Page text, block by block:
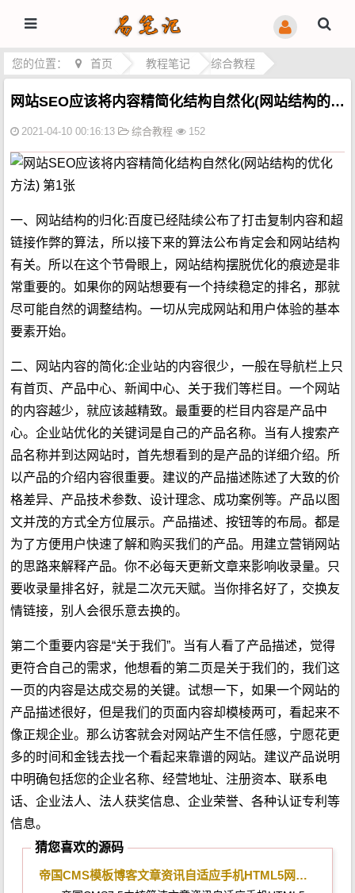
您的位置： 首页 > 教程笔记 >综合教程
网站SEO应该将内容精简化结构自然化(网站结构的优化方法)
2021-04-10 00:16:13 综合教程 152
一、网站结构的归化:百度已经陆续公布了打击复制内容和超
链接作弊的算法，所以接下来的算法公布肯定会和网站结构
有关。所以在这个节骨眼上，网站结构摆脱优化的痕迹是非
常重要的。如果你的网站想要有一个持续稳定的排名，那就
尽可能自然的调整结构。一切从完成网站和用户体验的基本
要素开始。
二、网站内容的简化:企业站的内容很少，一般在导航栏上只
有首页、产品中心、新闻中心、关于我们等栏目。一个网站
的内容越少，就应该越精致。最重要的栏目内容是产品中
心。企业站优化的关键词是自己的产品名称。当有人搜索产
品名称并到达网站时，首先想看到的是产品的详细介绍。所
以产品的介绍内容很重要。建议的产品描述陈述了大致的价
格差异、产品技术参数、设计理念、成功案例等。产品以图
文并茂的方式全方位展示。产品描述、按钮等的布局。都是
为了方便用户快速了解和购买我们的产品。用建立营销网站
的思路来解释产品。你不必每天更新文章来影响收录量。只
要收录量排名好，就是二次元天赋。当你排名好了，交换友
情链接，别人会很乐意去换的。
第二个重要内容是“关于我们”。当有人看了产品描述，觉得
更符合自己的需求，他想看的第二页是关于我们的，我们这
一页的内容是达成交易的关键。试想一下，如果一个网站的
产品描述很好，但是我们的页面内容却模棱两可，看起来不
像正规企业。那么访客就会对网站产生不信任感，宁愿花更
多的时间和金钱去找一个看起来靠谱的网站。建议产品说明
中明确包括您的企业名称、经营地址、注册资本、联系电
话、企业法人、法人获奖信息、企业荣誉、各种认证专利等
信息。
猜您喜欢的源码
帝国CMS模板博客文章资讯自适应手机HTML5网站SEO优化版